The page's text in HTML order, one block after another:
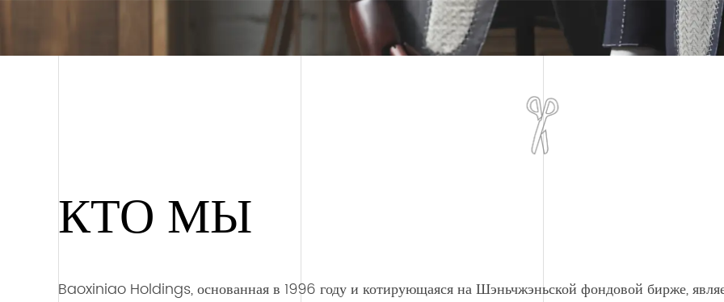
КТО МЫ
Baoxiniao Holdings, основанная в 1996 году и котирующаяся на Шэньчжэньской фондовой бирже,